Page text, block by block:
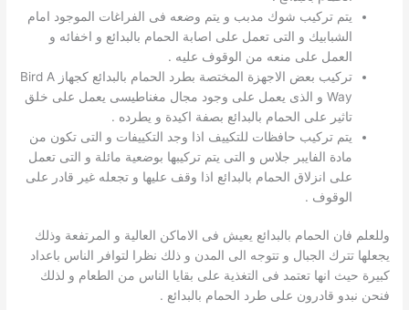
يتم تركيب شوك مدبب و يتم وضعه فى الفراغات الموجود امام
الشبابيك و التى تعمل على اصابة الحمام بالبدائع و اخفائه و
العمل على منعه من الوقوف عليه .
تركيب بعض الاجهزة المختصة بطرد الحمام بالبدائع كجهاز Bird A
Way و الذى يعمل على وجود مجال مغناطيسى يعمل على خلق
تاثير على الحمام بالبدائع بصفة اكيدة و يطرده .
يتم تركيب حافظات للتكييف اذا وجد التكييفات و التى تكون من
مادة الفايبر جلاس و التى يتم تركيبها بوضعية مائلة و التى تعمل
على انزلاق الحمام بالبدائع اذا وقف عليها و تجعله غير قادر على
الوقوف .
وللعلم فان الحمام بالبدائع يعيش فى الاماكن العالية و المرتفعة وذلك
يجعلها تترك الجبال و تتوجه الى المدن و ذلك نظرا لتوافر الناس باعداد
كبيرة حيث انها تعتمد فى التغذية على بقايا الناس من الطعام و لذلك
فنحن نبدو قادرون على طرد الحمام بالبدائع .